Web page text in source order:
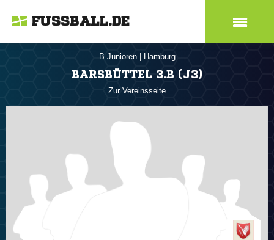
FUSSBALL.DE
B-Junioren Hamburg
BARSBÜTTEL 3.B (J3)
Zur Vereinsseite